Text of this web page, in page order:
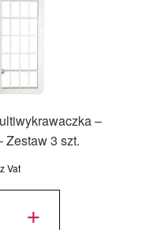
–
Zestaw 3 szt.
z Vat
+